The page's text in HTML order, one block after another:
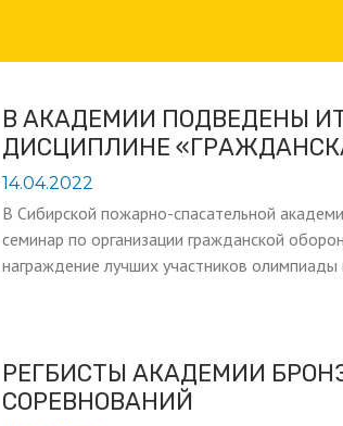
В АКАДЕМИИ ПОДВЕДЕНЫ
ДИСЦИПЛИНЕ
14.04.2022
В Сибирской пожарно-спасательной
семинар по организации гражданской
награждение лучших участников олимпиады
РЕГБИСТЫ АКАДЕМИИ
СОРЕВНОВАНИЙ